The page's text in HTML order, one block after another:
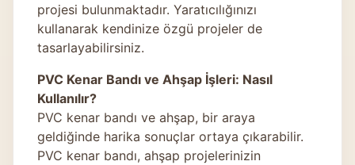
projesi bulunmaktadır. Yaratıcılığınızı
kullanarak kendinize özgü projeler de
tasarlayabilirsiniz.
PVC Kenar Bandı ve Ahşap İşleri: Nasıl
Kullanılır?
PVC kenar bandı ve ahşap, bir araya
geldiğinde harika sonuçlar ortaya çıkarabilir.
PVC kenar bandı, ahşap projelerinizin